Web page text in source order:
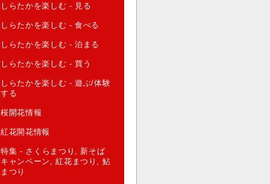
しらたかを楽しむ - 見る
しらたかを楽しむ - 食べる
しらたかを楽しむ - 泊まる
しらたかを楽しむ - 買う
しらたかを楽しむ - 遊ぶ/体験
する
桜開花情報
紅花開花情報
特集 - さくらまつり, 新そば
キャンペーン, 紅花まつり, 鮎
まつり